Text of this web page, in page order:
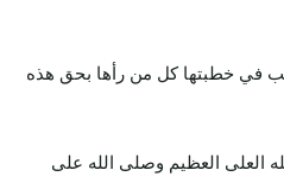
في خطبتها كل من رأها بحق هذه
العلى العظيم وصلى الله على